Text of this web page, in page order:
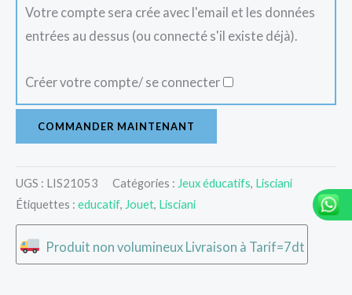
Votre compte sera crée avec l'email et les données
entrées au dessus (ou connecté s'il existe déjà).
Créer votre compte/ se connecter
COMMANDER MAINTENANT
UGS : LIS21053 Catégories : Jeux éducatifs, Lisciani
Étiquettes : educatif, Jouet, Lisciani
Produit non volumineux Livraison à Tarif=7dt